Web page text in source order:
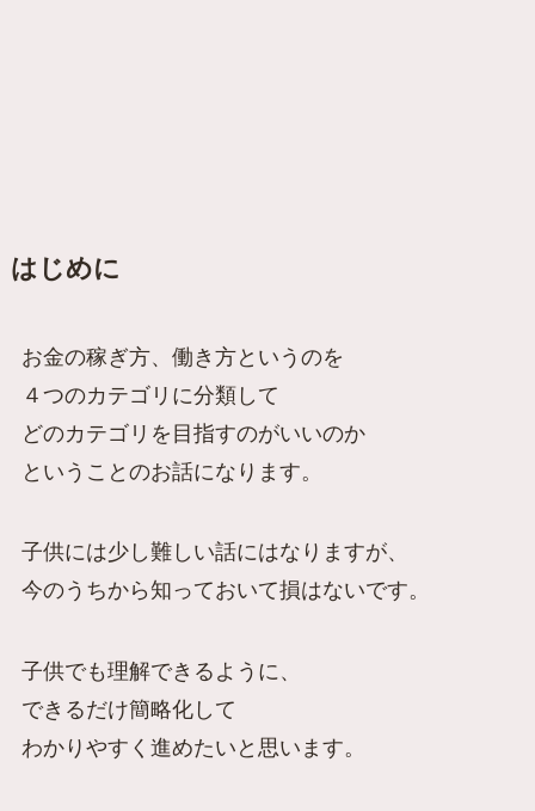
はじめに
お金の稼ぎ方、働き方というのを
４つのカテゴリに分類して
どのカテゴリを目指すのがいいのか
ということのお話になります。
子供には少し難しい話にはなりますが、
今のうちから知っておいて損はないです。
子供でも理解できるように、
できるだけ簡略化して
わかりやすく進めたいと思います。